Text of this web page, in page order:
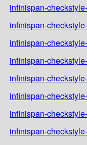
infinispan-
infinispan-
infinispan-
infinispan-
infinispan-
infinispan-
infinispan-
infinispan-